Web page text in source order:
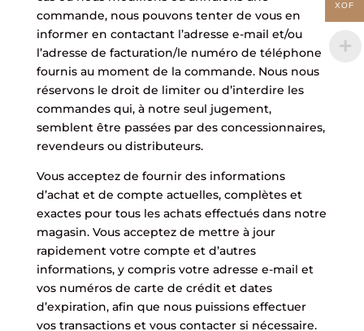
commande, nous pouvons tenter de vous en
informer en contactant l’adresse e-mail et/ou
l’adresse de facturation/le numéro de téléphone
fournis au moment de la commande. Nous nous
réservons le droit de limiter ou d’interdire les
commandes qui, à notre seul jugement,
semblent être passées par des concessionnaires,
revendeurs ou distributeurs.
Vous acceptez de fournir des informations
d’achat et de compte actuelles, complètes et
exactes pour tous les achats effectués dans notre
magasin. Vous acceptez de mettre à jour
rapidement votre compte et d’autres
informations, y compris votre adresse e-mail et
vos numéros de carte de crédit et dates
d’expiration, afin que nous puissions effectuer
vos transactions et vous contacter si nécessaire.
XOF